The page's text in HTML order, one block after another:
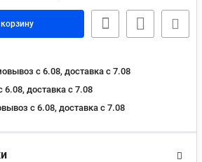
с 6.08, доставка c 7.08
доставка c 7.08
с 6.08, доставка c 7.08